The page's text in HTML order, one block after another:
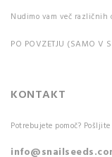
Nudimo vam več različnih
PO POVZETJU (SAMO V
KONTAKT
Potrebujete pomoč?